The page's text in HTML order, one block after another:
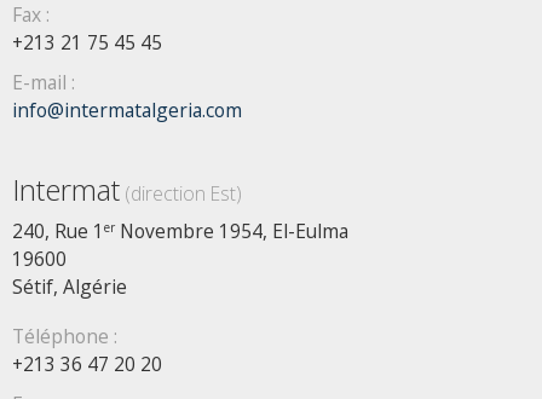
Fax :
+213 21 75 45 45
E-mail :
info@intermatalgeria.com
Intermat (direction Est)
240, Rue 1 er Novembre 1954, El-Eulma
19600
Sétif, Algérie
Téléphone :
+213 36 47 20 20